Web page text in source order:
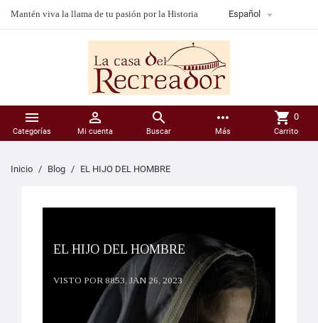
Mantén viva la llama de tu pasión por la Historia Español 

Categorías

Mi cuenta

Buscar
more_horiz
Más
shopping_cart 0
Carrito
Inicio Blog EL HIJO DEL HOMBRE
EL HIJO DEL HOMBRE
VISTO POR 8853, JAN 26, 2023